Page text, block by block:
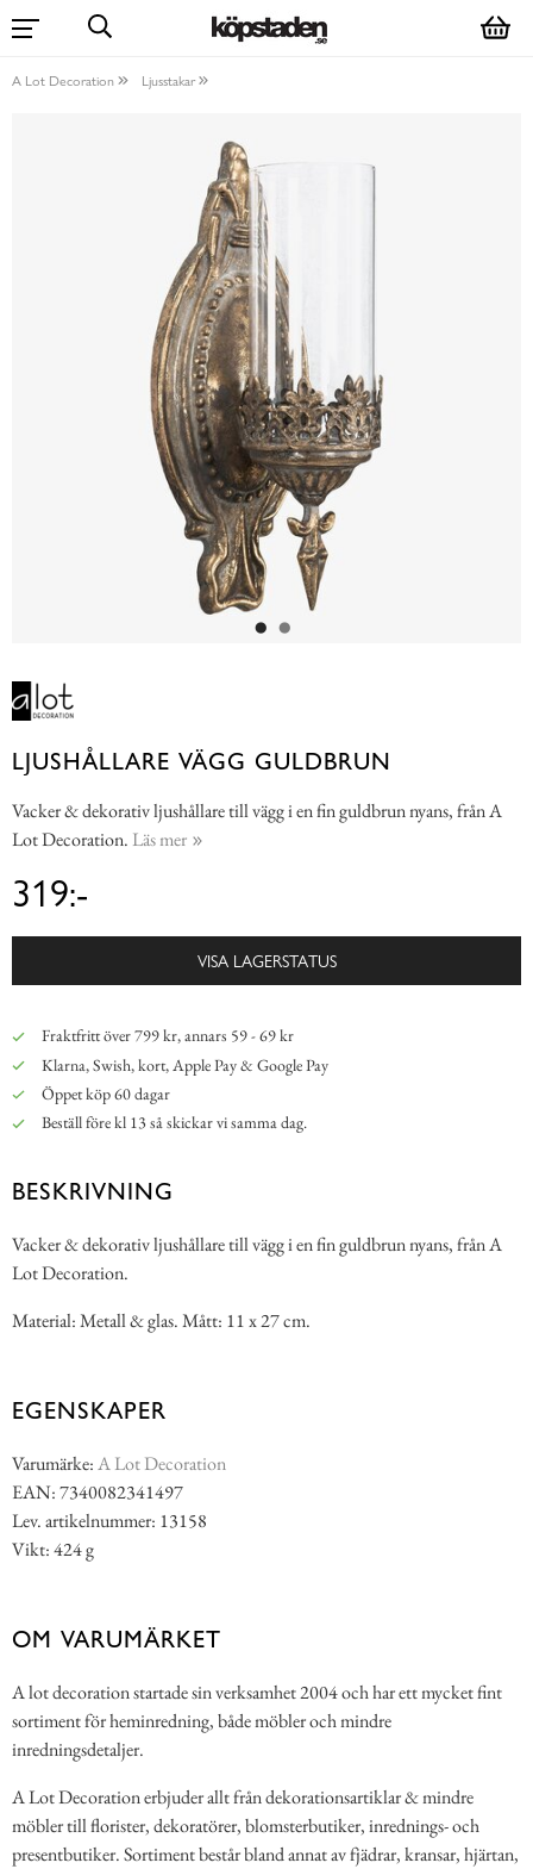
A Lot Decoration Ljusstakar
LJUSHÅLLARE VÄGG GULDBRUN
Vacker & dekorativ ljushållare till vägg i en fin guldbrun nyans, från A
Lot Decoration. Läs mer
319:-
VISA LAGERSTATUS
Fraktfritt över 799 kr, annars 59 - 69 kr
Klarna, Swish, kort, Apple Pay & Google Pay
Öppet köp 60 dagar
Beställ före kl 13 så skickar vi samma dag.
BESKRIVNING
Vacker & dekorativ ljushållare till vägg i en fin guldbrun nyans, från A
Lot Decoration.
Material: Metall & glas. Mått: 11 x 27 cm.
EGENSKAPER
Varumärke:A Lot Decoration
EAN: 7340082341497
Lev. artikelnummer: 13158
Vikt: 424 g
OM VARUMÄRKET
A lot decoration startade sin verksamhet 2004 och har ett mycket fint
sortiment för heminredning, både möbler och mindre
inredningsdetaljer.
A Lot Decoration erbjuder allt från dekorationsartiklar & mindre
möbler till florister, dekoratörer, blomsterbutiker, inrednings- och
presentbutiker. Sortiment består bland annat av fjädrar, kransar, hjärtan,